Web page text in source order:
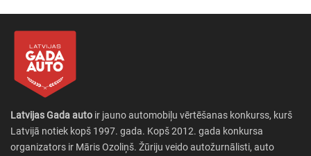
Latvijas Gada auto ir jauno automobiļu vērtēšanas konkurss, kurš
Latvijā notiek kopš 1997. gada. Kopš 2012. gada konkursa
organizators ir Māris Ozoliņš. Žūriju veido autožurnālisti, auto